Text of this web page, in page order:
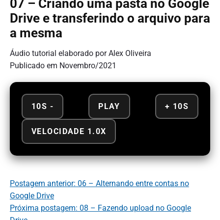
07 – Criando uma pasta no Google
Drive e transferindo o arquivo para
a mesma
Áudio tutorial elaborado por Alex Oliveira
Publicado em Novembro/2021
10S - PLAY + 10S
VELOCIDADE 1.0X
Postagem anterior: 06 – Alternando entre contas no
Google Drive
Próxima postagem: 08 – Fazendo upload no Google